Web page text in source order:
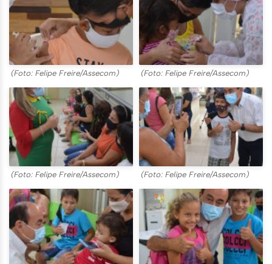
(Foto: Felipe Freire/Assecom) (Foto: Felipe Freire/Assecom)
(Foto: Felipe Freire/Assecom) (Foto: Felipe Freire/Assecom)